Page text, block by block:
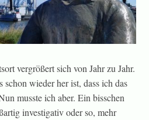
vergrößert sich von Jahr zu Jahr.
wieder her ist, dass ich das
musste ich aber. Ein bisschen
investigativ oder so, mehr